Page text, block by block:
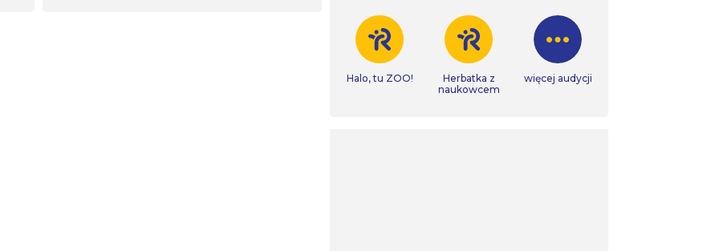
Halo, tu ZOO!
Herbatka z
naukowcem
więcej audycji